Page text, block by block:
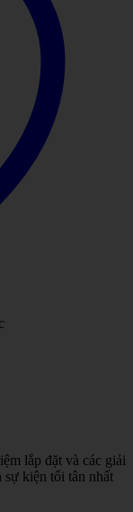
lắp đặt và các giải
sự kiện tối tân nhất